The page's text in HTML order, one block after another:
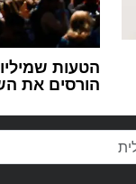
הטעות
הורסים את